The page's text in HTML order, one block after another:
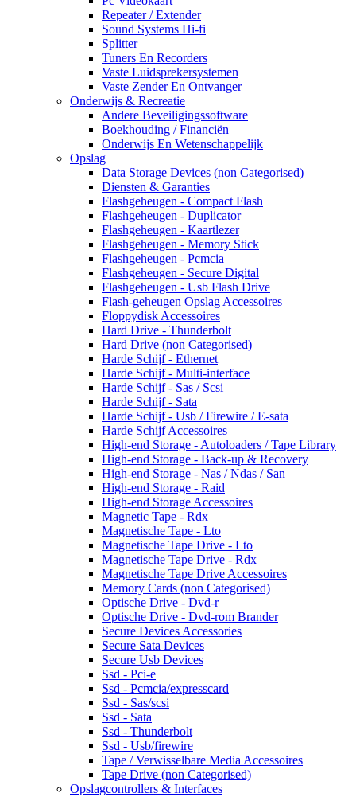
Repeater / Extender
Sound Systems Hi-fi
Splitter
Tuners En Recorders
Vaste Luidsprekersystemen
Vaste Zender En Ontvanger
Onderwijs & Recreatie
Andere Beveiligingssoftware
Boekhouding / Financiën
Onderwijs En Wetenschappelijk
Opslag
Data Storage Devices (non Categorised)
Diensten & Garanties
Flashgeheugen - Compact Flash
Flashgeheugen - Duplicator
Flashgeheugen - Kaartlezer
Flashgeheugen - Memory Stick
Flashgeheugen - Pcmcia
Flashgeheugen - Secure Digital
Flashgeheugen - Usb Flash Drive
Flash-geheugen Opslag Accessoires
Floppydisk Accessoires
Hard Drive - Thunderbolt
Hard Drive (non Categorised)
Harde Schijf - Ethernet
Harde Schijf - Multi-interface
Harde Schijf - Sas / Scsi
Harde Schijf - Sata
Harde Schijf - Usb / Firewire / E-sata
Harde Schijf Accessoires
High-end Storage - Autoloaders / Tape Library
High-end Storage - Back-up & Recovery
High-end Storage - Nas / Ndas / San
High-end Storage - Raid
High-end Storage Accessoires
Magnetic Tape - Rdx
Magnetische Tape - Lto
Magnetische Tape Drive - Lto
Magnetische Tape Drive - Rdx
Magnetische Tape Drive Accessoires
Memory Cards (non Categorised)
Optische Drive - Dvd-r
Optische Drive - Dvd-rom Brander
Secure Devices Accessories
Secure Sata Devices
Secure Usb Devices
Ssd - Pci-e
Ssd - Pcmcia/expresscard
Ssd - Sas/scsi
Ssd - Sata
Ssd - Thunderbolt
Ssd - Usb/firewire
Tape / Verwisselbare Media Accessoires
Tape Drive (non Categorised)
Opslagcontrollers & Interfaces